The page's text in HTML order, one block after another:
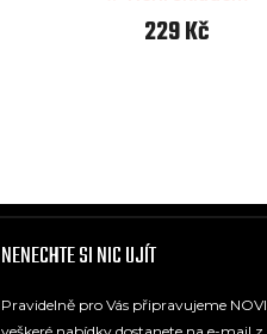
229 Kč
NENECHTE SI NIC UJÍT
Pravidelně pro Vás připravujeme